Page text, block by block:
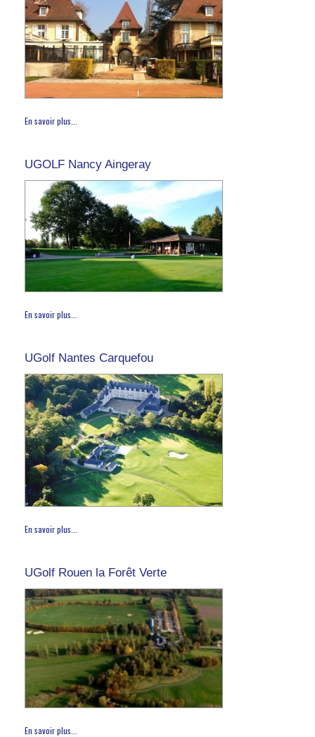
En savoir plus...
UGOLF Nancy Aingeray
En savoir plus...
UGolf Nantes Carquefou
En savoir plus...
UGolf Rouen la Forêt Verte
En savoir plus...